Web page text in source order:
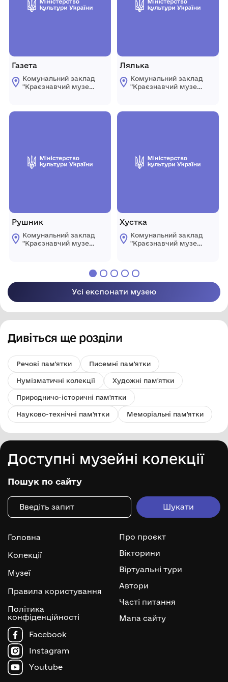
Газета
Комунальний заклад
"Краєзнавчий музей
Рушник
Комунальний заклад
"Краєзнавчий музей
Лялька
Комунальний заклад
"Краєзнавчий музей
Хустка
Комунальний заклад
"Краєзнавчий музей
Усі експонати музею
Дивіться ще розділи
Речові пам'ятки Писемні пам'ятки
Нумізматичні колекції Художні пам'ятки
Природничо-історичні пам'ятки
Науково-технічні пам'ятки Меморіальні пам'ятки
Доступні музейні колекції
Пошук по сайту
Головна
Колекції
Музеї
Правила користування
Політика
конфіденційності
Про проєкт
Вікторини
Віртуальні тури
Автори
Часті питання
Мапа сайту
Facebook
Instagram
Youtube